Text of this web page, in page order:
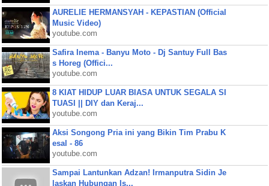
AURELIE HERMANSYAH - KEPASTIAN (Official
Music Video)
youtube.com
Safira Inema - Banyu Moto - Dj Santuy Full Bas
s Horeg (Offici...
youtube.com
8 KIAT HIDUP LUAR BIASA UNTUK SEGALA SI
TUASI || DIY dan Keraj...
youtube.com
Aksi Songong Pria ini yang Bikin Tim Prabu K
esal - 86
youtube.com
Sampai Lantunkan Adzan! Irmanputra Sidin Je
laskan Hubungan Is...